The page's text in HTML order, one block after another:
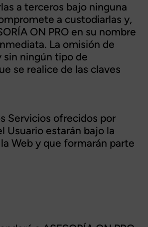
a terceros bajo ninguna
a custodiarlas y,
ON PRO en su nombre
La omisión de
sin ningún tipo de
se realice de las claves
Servicios ofrecidos por
Usuario estarán bajo la
Web y que formarán parte